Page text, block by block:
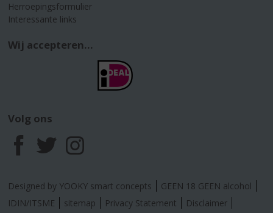
Herroepingsformulier
Interessante links
Wij accepteren...
Volg ons
F
a
c
T
w
i
I
n
s
Designed by YOOKY smart concepts
GEEN 18 GEEN alcohol
IDIN/ITSME
sitemap Privacy Statement Disclaimer